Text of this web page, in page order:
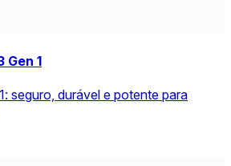
Gen 1
seguro, durável e potente para